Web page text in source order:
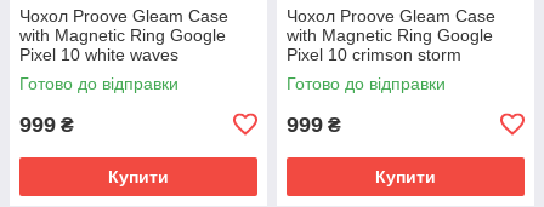
Чохол Proove Gleam Case
with Magnetic Ring Google
Pixel 10 white waves
(PCGCGPG01070) Білі хвилі
Готово до відправки
999 ₴
Купити
Чохол Proove Gleam Case
with Magnetic Ring Google
Pixel 10 crimson storm
(PCGCGPG01072) Багряна
буря
Готово до відправки
999 ₴
Купити